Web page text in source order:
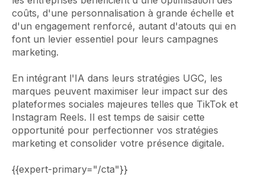
coûts, d'une personnalisation à grande échelle et
d'un engagement renforcé, autant d'atouts qui en
font un levier essentiel pour leurs campagnes
marketing.
En intégrant l'IA dans leurs stratégies UGC, les
marques peuvent maximiser leur impact sur des
plateformes sociales majeures telles que TikTok et
Instagram Reels. Il est temps de saisir cette
opportunité pour perfectionner vos stratégies
marketing et consolider votre présence digitale.
{{expert-primary="/cta"}}